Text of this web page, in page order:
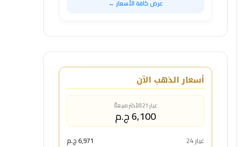
عرض كافة الأسعار ←
أسعار الذهب الآن
عيار 21 (الأكثر مبيعاً)
6,100 ج.م
عيار 24
6,971 ج.م